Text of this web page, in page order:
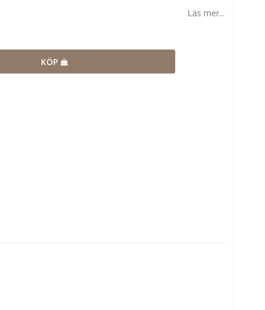
Läs mer...
KÖP